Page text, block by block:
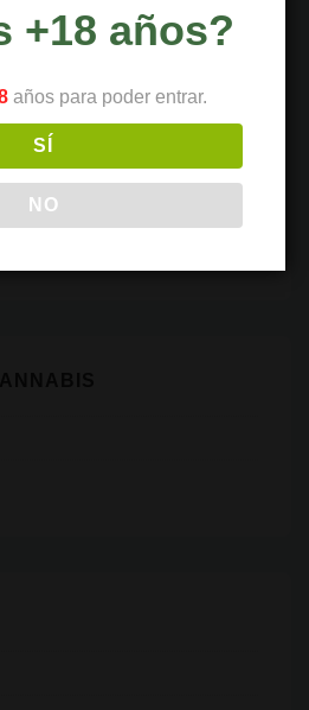
+18 años?
años para poder entrar.
SÍ
NO